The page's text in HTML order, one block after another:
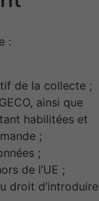
:
de la collecte ;
ainsi que
habilitées et
;
;
de l’UE ;
droit d’introduire